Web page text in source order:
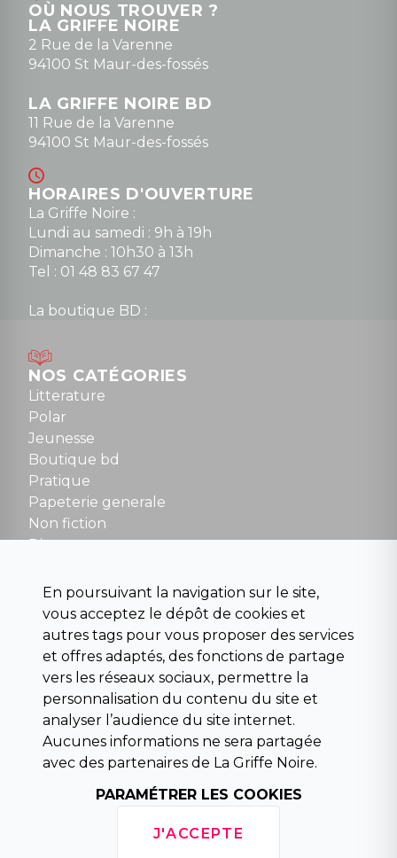
contact@la-griffe-noire.com
0148836747
OÙ NOUS TROUVER ?
LA GRIFFE NOIRE
2 Rue de la Varenne
94100 St Maur-des-fossés
LA GRIFFE NOIRE BD
11 Rue de la Varenne
94100 St Maur-des-fossés
HORAIRES D'OUVERTURE
La Griffe Noire :
Lundi au samedi : 9h à 19h
Dimanche : 10h30 à 13h
Tel : 01 48 83 67 47
La boutique BD :
Mardi au samedi : 10h à 13h / 14h à 19h
Dimanche : 10h30 à 12h30
Tel : 01 48 89 13 88
NOUS CONTACTER
contact@la-griffe-noire.com
NOS CATÉGORIES
Litterature
Polar
Jeunesse
Boutique bd
Pratique
Papeterie generale
Non fiction
Divers
Beaux livres et art
Para scolaire
Histoire
Pochoteque
Pleiade
INFORMATIONS
Droit de rétractation
Conditions générales de vente
Horaires d'ouverture
En poursuivant la navigation sur le site,
vous acceptez le dépôt de cookies et
autres tags pour vous proposer des services
et offres adaptés, des fonctions de partage
vers les réseaux sociaux, permettre la
personnalisation du contenu du site et
analyser l’audience du site internet.
Aucunes informations ne sera partagée
avec des partenaires de La Griffe Noire.
PARAMÉTRER LES COOKIES
J'ACCEPTE